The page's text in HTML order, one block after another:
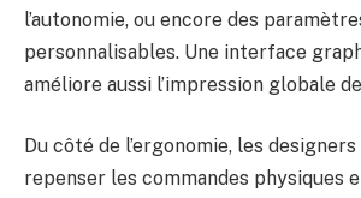
l’autonomie, ou encore des
personnalisables. Une interface
améliore aussi l’impression globale
Du côté de l’ergonomie, les
repenser les commandes physiques